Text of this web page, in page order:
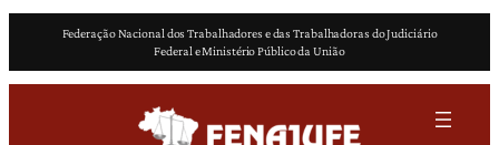
o
Federação Nacional dos Trabalhadores e das Trabalhadoras do Judiciário
Federal e Ministério Público da União